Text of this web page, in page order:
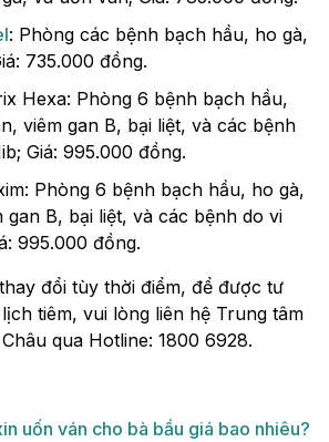
: Phòng các bệnh bạch hầu, ho gà,
735.000 đồng.
Hexa: Phòng 6 bệnh bạch hầu,
viêm gan B, bại liệt, và các bệnh
Giá: 995.000 đồng.
Phòng 6 bệnh bạch hầu, ho gà,
gan B, bại liệt, và các bệnh do vi
995.000 đồng.
đổi tùy thời điểm, để được tư
tiêm, vui lòng liên hệ Trung tâm
qua Hotline: 1800 6928.
uốn ván cho bà bầu giá bao nhiêu?